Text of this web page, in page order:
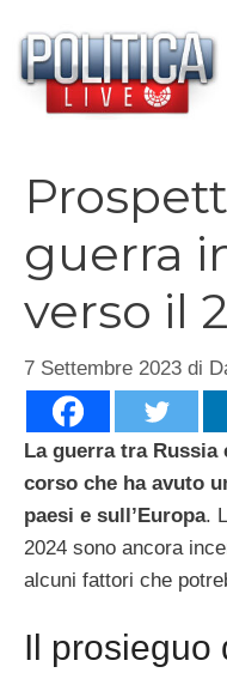
contenuto
guerra
verso il
7 Settembre 2023 di
La guerra tra
corso che ha avuto
paesi e sull’Europa.
2024 sono ancora
alcuni fattori che
Il prosieguo